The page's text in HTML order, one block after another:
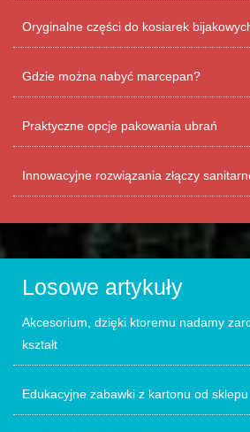
Oryginalne części do kosiarek
Gdzie można nabyć marcepan?
Praktyczne opcje pakowania ubrań
Innowacyjne rozwiązania złączy
Losowe artykuły
Akcesorium, dzięki ktoremu nadamy
kształt
Edukacyjne zabawki z kartonu od